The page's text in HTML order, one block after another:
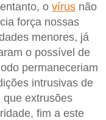
o vírus não
força nossas
menores, já
o possível de
permaneceriam
intrusivas de
que extrusões
fim a este